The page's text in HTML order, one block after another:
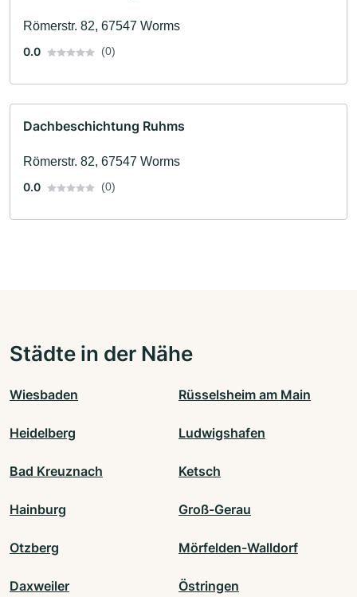
Römerstr. 82, 67547 Worms
0.0
(0)
Dachbeschichtung Ruhms
Römerstr. 82, 67547 Worms
0.0
(0)
Städte in der Nähe
Wiesbaden Rüsselsheim am Main
Heidelberg Ludwigshafen
Bad Kreuznach Ketsch
Hainburg Groß-Gerau
Otzberg Mörfelden-Walldorf
Daxweiler Östringen